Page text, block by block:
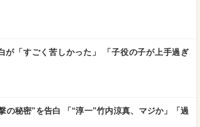
が「すごく苦しかった」 「子役の子が上手過ぎ
の秘密”を告白 「“淳一”竹内涼真、マジか」「過